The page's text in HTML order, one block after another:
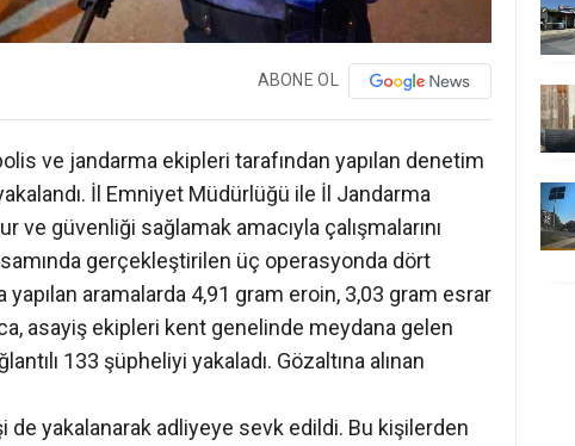
ABONE OL
ve jandarma ekipleri tarafından yapılan denetim
İl Emniyet Müdürlüğü ile İl Jandarma
ve güvenliği sağlamak amacıyla çalışmalarını
gerçekleştirilen üç operasyonda dört
yapılan aramalarda 4,91 gram eroin, 3,03 gram esrar
asayiş ekipleri kent genelinde meydana gelen
133 şüpheliyi yakaladı. Gözaltına alınan
yakalanarak adliyeye sevk edildi. Bu kişilerden